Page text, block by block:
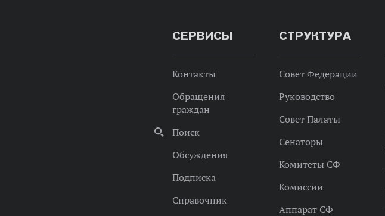
СЕРВИСЫ
Контакты
Обращения
граждан
Поиск
Обсуждения
Подписка
Справочник
СТРУКТУРА
Совет Федерации
Руководство
Совет Палаты
Сенаторы
Комитеты СФ
Комиссии
Аппарат СФ